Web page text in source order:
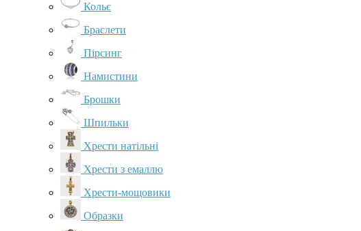
Кольє
Браслети
Пірсинг
Намистини
Брошки
Шпильки
Хрести натільні
Хрести з емаллю
Хрести-мощовики
Образки